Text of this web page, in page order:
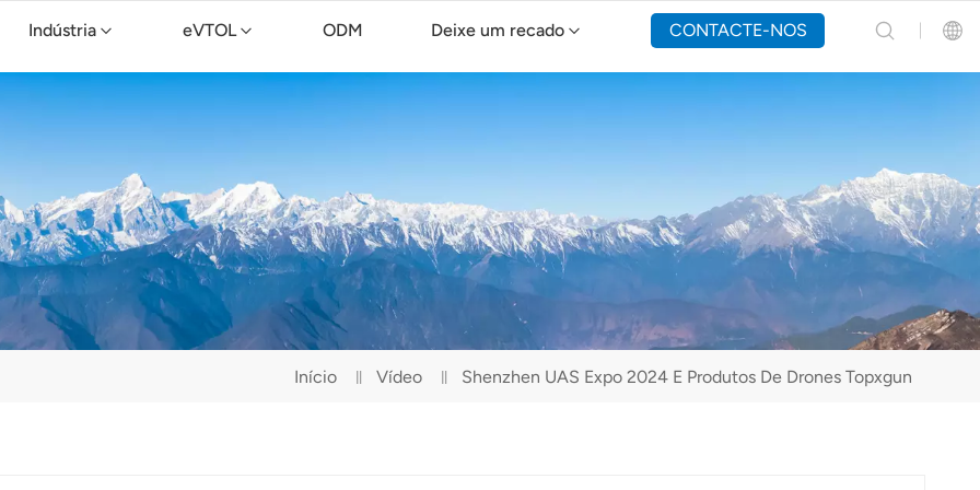
Indústria eVTOL ODM Deixe um recado CONTACTE-NOS
Русский
Português(Portugal)
Português(Brasil)
Türkçe
Início Vídeo Shenzhen UAS Expo 2024 E Produtos De Drones Topxgun